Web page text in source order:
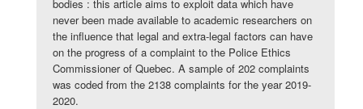
bodies : this article aims to exploit data which have
never been made available to academic researchers on
the influence that legal and extra-legal factors can have
on the progress of a complaint to the Police Ethics
Commissioner of Quebec. A sample of 202 complaints
was coded from the 2138 complaints for the year 2019-
2020.